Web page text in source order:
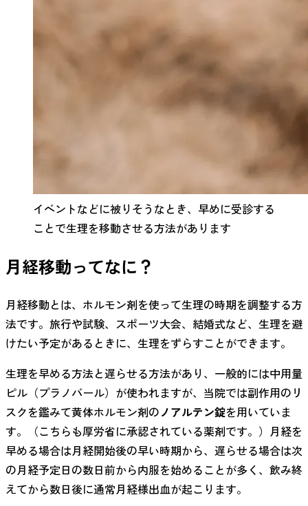
イベントなどに被りそうなとき、早めに受診する
ことで生理を移動させる方法があります
月経移動ってなに？
月経移動とは、ホルモン剤を使って生理の時期を調整する方
法です。旅行や試験、スポーツ大会、結婚式など、生理を避
けたい予定があるときに、生理をずらすことができます。
生理を早める方法と遅らせる方法があり、一般的には中用量
ピル（プラノバール）が使われますが、当院では副作用のリ
スクを鑑みて黄体ホルモン剤のノアルテン錠を用いていま
す。（こちらも厚労省に承認されている薬剤です。）月経を
早める場合は月経開始後の早い時期から、遅らせる場合は次
の月経予定日の数日前から内服を始めることが多く、飲み終
えてから数日後に通常月経様出血が起こります。